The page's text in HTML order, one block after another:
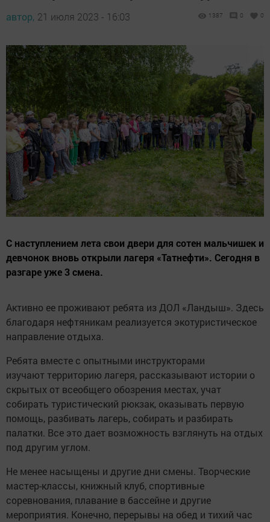
автор, 21 июля 2023 - 16:03 1387 0 0
С наступлением лета свои двери для сотен мальчишек и
девчонок вновь открыли лагеря «Татнефти». Сегодня в
разгаре уже 3 смена.
Активно ее проживают ребята из ДОЛ «Ландыш». Здесь
благодаря нефтяникам реализуется экотуристическое
направление отдыха.
Ребята вместе с опытными инструкторами
изучают территорию лагеря, рассказывают истории о
скрытых от всеобщего обозрения местах, учат
собирать туристический рюкзак, оказывать первую
помощь, разбивать лагерь, собирать и разбирать
палатки. Все это дает возможность взглянуть на отдых
под другим углом.
Не менее насыщены и другие дни смены. Творческие
мастер-классы, книжный клуб, спортивные
соревнования, плавание в бассейне и другие
мероприятия. Конечно, перерывы на обед и тихий час